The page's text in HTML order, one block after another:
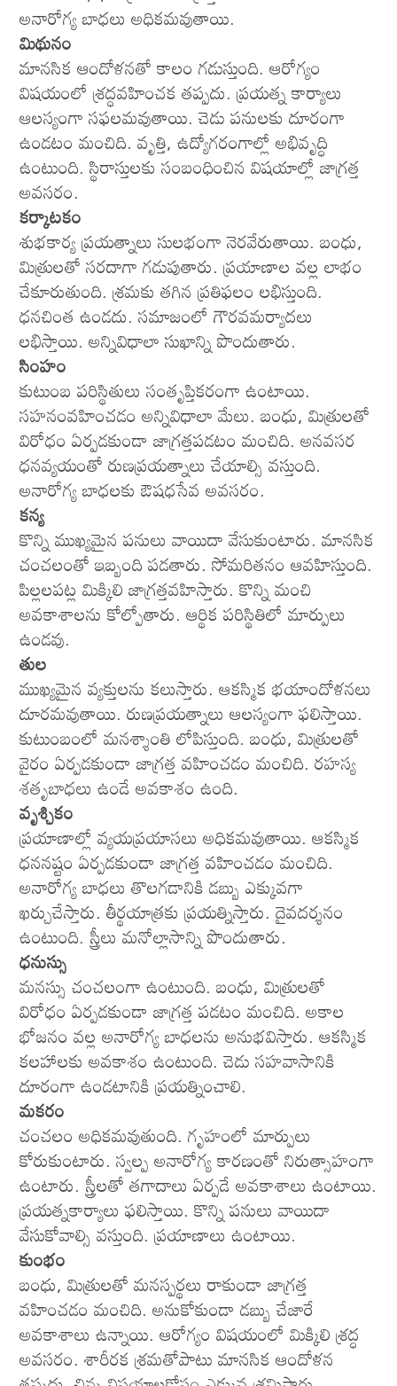
అనారోగ్య బాధలు అధికమవుతాయి.
మిథునం
మానసిక ఆందోళనతో కాలం గడుస్తుంది. ఆరోగ్యం
విషయంలో శ్రద్ధవహించక తప్పదు. ప్రయత్న కార్యాలు
ఆలస్యంగా సఫలమవుతాయి. చెడు పనులకు దూరంగా
ఉండటం మంచిది. వృత్తి, ఉద్యోగరంగాల్లో అభివృద్ధి
ఉంటుంది. స్థిరాస్తులకు సంబంధించిన విషయాల్లో జాగ్రత్త
అవసరం.
కర్కాటకం
శుభకార్య ప్రయత్నాలు సులభంగా నెరవేరుతాయి. బంధు,
మిత్రులతో సరదాగా గడుపుతారు. ప్రయాణాల వల్ల లాభం
చేకూరుతుంది. శ్రమకు తగిన ప్రతిఫలం లభిస్తుంది.
ధనచింత ఉండదు. సమాజంలో గౌరవమర్యాదలు
లభిస్తాయి. అన్నివిధాలా సుఖాన్ని పొందుతారు.
సింహం
కుటుంబ పరిస్థితులు సంతృప్తికరంగా ఉంటాయి.
సహనంవహించడం అన్నివిధాలా మేలు. బంధు, మిత్రులతో
విరోధం ఏర్పడకుండా జాగ్రత్తపడటం మంచిది. అనవసర
ధనవ్యయంతో రుణప్రయత్నాలు చేయాల్సి వస్తుంది.
అనారోగ్య బాధలకు ఔషధసేవ అవసరం.
కన్య
కొన్ని ముఖ్యమైన పనులు వాయిదా వేసుకుంటారు. మానసిక
చంచలంతో ఇబ్బంది పడతారు. సోమరితనం ఆవహిస్తుంది.
పిల్లలపట్ల మిక్కిలి జాగ్రత్తవహిస్తారు. కొన్ని మంచి
అవకాశాలను కోల్పోతారు. ఆర్థిక పరిస్థితిలో మార్పులు
ఉండవు.
తుల
ముఖ్యమైన వ్యక్తులను కలుస్తారు. ఆకస్మిక భయాందోళనలు
దూరమవుతాయి. రుణప్రయత్నాలు ఆలస్యంగా ఫలిస్తాయి.
కుటుంబంలో మనశ్శాంతి లోపిస్తుంది. బంధు, మిత్రులతో
వైరం ఏర్పడకుండా జాగ్రత్త వహించడం మంచిది. రహస్య
శతృబాధలు ఉండే అవకాశం ఉంది.
వృశ్చికం
ప్రయాణాల్లో వ్యయప్రయాసలు అధికమవుతాయి. ఆకస్మిక
ధననష్టం ఏర్పడకుండా జాగ్రత్త వహించడం మంచిది.
అనారోగ్య బాధలు తొలగడానికి డబ్బు ఎక్కువగా
ఖర్చుచేస్తారు. తీర్థయాత్రకు ప్రయత్నిస్తారు. దైవదర్శనం
ఉంటుంది. స్త్రీలు మనోల్లాసాన్ని పొందుతారు.
ధనుస్సు
మనస్సు చంచలంగా ఉంటుంది. బంధు, మిత్రులతో
విరోధం ఏర్పడకుండా జాగ్రత్త పడటం మంచిది. అకాల
భోజనం వల్ల అనారోగ్య బాధలను అనుభవిస్తారు. ఆకస్మిక
కలహాలకు అవకాశం ఉంటుంది. చెడు సహవాసానికి
దూరంగా ఉండటానికి ప్రయత్నించాలి.
మకరం
చంచలం అధికమవుతుంది. గృహంలో మార్పులు
కోరుకుంటారు. స్వల్ప అనారోగ్య కారణంతో నిరుత్సాహంగా
ఉంటారు. స్త్రీలతో తగాదాలు ఏర్పడే అవకాశాలు ఉంటాయి.
ప్రయత్నకార్యాలు ఫలిస్తాయి. కొన్ని పనులు వాయిదా
వేసుకోవాల్సి వస్తుంది. ప్రయాణాలు ఉంటాయి.
కుంభం
బంధు, మిత్రులతో మనస్పర్థలు రాకుండా జాగ్రత్త
వహించడం మంచిది. అనుకోకుండా డబ్బు చేజారే
అవకాశాలు ఉన్నాయి. ఆరోగ్యం విషయంలో మిక్కిలి శ్రద్ధ
అవసరం. శారీరక శ్రమతోపాటు మానసిక ఆందోళన